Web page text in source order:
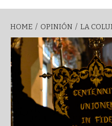
HOME OPINIÓN LA